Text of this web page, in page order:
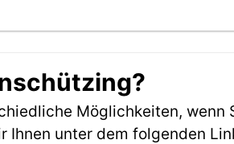
Möglichkeiten, wenn
unter dem folgenden